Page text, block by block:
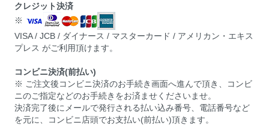
クレジット決済
※
VISA / JCB / ダイナース / マスターカード / アメリカン・エキス
プレス がご利用頂けます。
コンビニ決済(前払い)
※ ご注文後コンビニ決済のお手続き画面へ進んで頂き、コンビ
ニのご指定などのお手続きをお済ませくださいませ。
決済完了後にメールで発行される払い込み番号、電話番号など
を元に、コンビニ店頭でお支払い(前払い)頂きます。